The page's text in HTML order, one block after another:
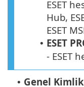
ESET
Hub,
ESET
• ESET
- ESET
• Genel Kimlik